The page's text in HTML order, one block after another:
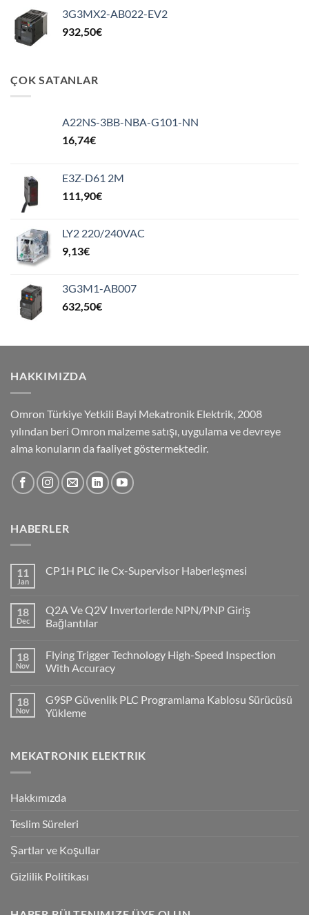
3G3MX2-AB022-EV2
932,50€
ÇOK SATANLAR
A22NS-3BB-NBA-G101-NN
16,74€
E3Z-D61 2M
111,90€
LY2 220/240VAC
9,13€
3G3M1-AB007
632,50€
HAKKIMIZDA
Omron Türkiye Yetkili Bayi Mekatronik Elektrik, 2008
yılından beri Omron malzeme satışı, uygulama ve devreye
alma konuların da faaliyet göstermektedir.
HABERLER
11
Jan
CP1H PLC ile Cx-Supervisor Haberleşmesi
CP1H
PLC
ile
Haberleşmesi
18
Dec
Q2A Ve Q2V Invertorlerde NPN/PNP Giriş
Bağlantılar
on
Q2A
Ve
NPN/PNP
Giriş
Bağlantılar
18
Nov
Flying Trigger Technology High-Speed Inspection
With Accuracy
on
Flying
Trigger
Inspection
With
18
Nov
G9SP Güvenlik PLC Programlama Kablosu Sürücüsü
Yükleme
G9SP
Güvenlik
Sürücüsü
MEKATRONIK ELEKTRIK
Hakkımızda
Teslim Süreleri
Şartlar ve Koşullar
Gizlilik Politikası